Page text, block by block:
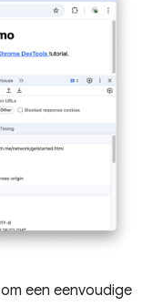
om een ​​eenvoudige